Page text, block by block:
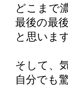
どこまで
最後の最
と思います
そして、
自分でも